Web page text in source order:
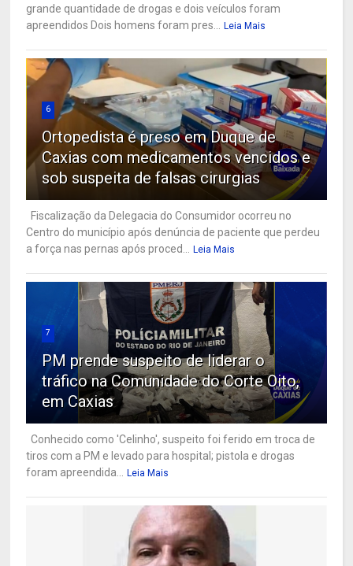
grande quantidade de drogas e dois veículos foram
apreendidos Dois homens foram pres... Leia Mais
6
Ortopedista é preso em Duque de
Caxias com medicamentos vencidos e
sob suspeita de falsas cirurgias
Fiscalização da Delegacia do Consumidor ocorreu no
Centro do município após denúncia de paciente que perdeu
a força nas pernas após proced... Leia Mais
7
PM prende suspeito de liderar o
tráfico na Comunidade do Corte Oito,
em Caxias
Conhecido como 'Celinho', suspeito foi ferido em troca de
tiros com a PM e levado para hospital; pistola e drogas
foram apreendida... Leia Mais